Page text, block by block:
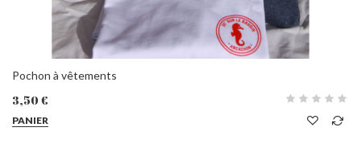
Pochon à vêtements
3,50 €
PANIER